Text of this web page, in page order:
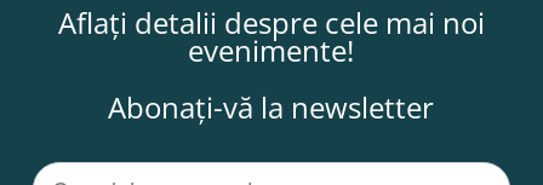
Aflați detalii despre cele mai noi
evenimente!
Abonați-vă la newsletter